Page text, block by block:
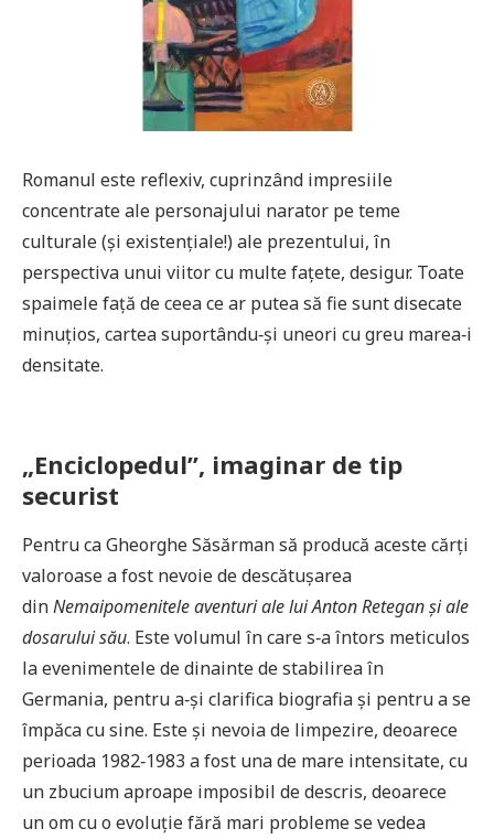
Romanul este reflexiv, cuprinzând impresiile
concentrate ale personajului narator pe teme
culturale (şi existenţiale!) ale prezentului, în
perspectiva unui viitor cu multe faţete, desigur. Toate
spaimele faţă de ceea ce ar putea să fie sunt disecate
minuţios, cartea suportându‑şi uneori cu greu marea‑i
densitate.
„Enciclopedul”, imaginar de tip
securist
Pentru ca Gheorghe Săsărman să producă aceste cărţi
valoroase a fost nevoie de descătuşarea
dinNemaipomenitele aventuri ale lui Anton Retegan şi ale
dosarului său. Este volumul în care s‑a întors meticulos
la evenimentele de dinainte de stabilirea în
Germania, pentru a‑şi clarifica biografia şi pentru a se
împăca cu sine. Este şi nevoia de limpezire, deoarece
perioada 1982‑1983 a fost una de mare intensitate, cu
un zbucium aproape imposibil de descris, deoarece
un om cu o evoluţie fără mari probleme se vedea